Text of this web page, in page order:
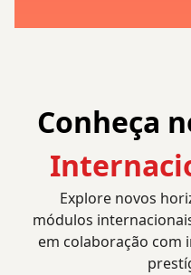
Conheça
Explore novos
módulos
em colaboração com